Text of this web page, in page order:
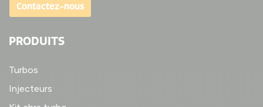
Contactez-nous
PRODUITS
Turbos
Injecteurs